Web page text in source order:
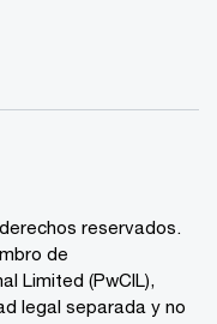
reservados.
de
Limited (PwCIL),
legal separada y no